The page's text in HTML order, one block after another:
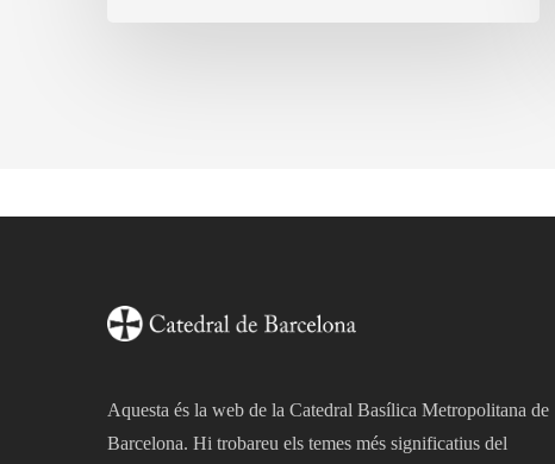
Aquesta és la web de la Catedral Basílica Metropolitana de
Barcelona. Hi trobareu els temes més significatius del